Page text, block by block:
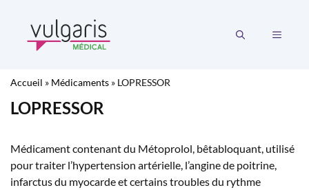
contenu
MENU
Accueil » Médicaments » LOPRESSOR
LOPRESSOR
Médicament contenant du Métoprolol, bêtabloquant, utilisé
pour traiter l’hypertension artérielle, l’angine de poitrine,
infarctus du myocarde et certains troubles du rythme